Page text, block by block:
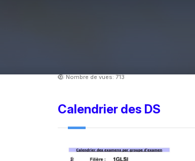
Nombre de vues: 713
Calendrier des DS